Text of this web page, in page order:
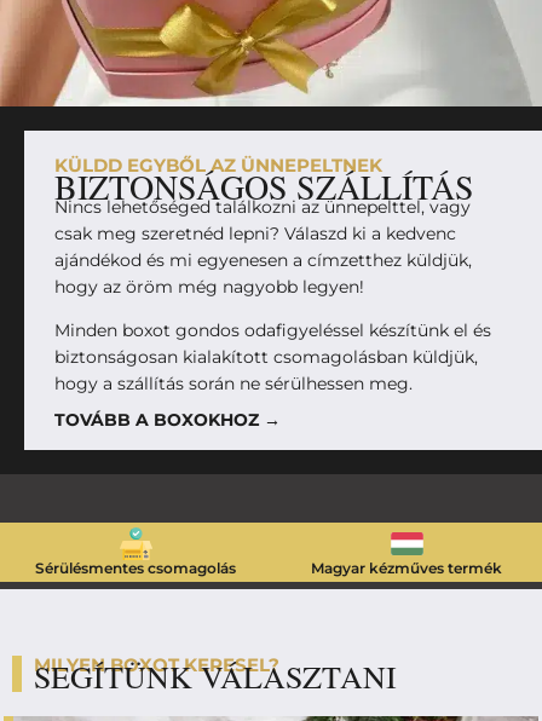
KÜLDD EGYBŐL AZ ÜNNEPELTNEK
BIZTONSÁGOS SZÁLLÍTÁS
Nincs lehetőséged találkozni az ünnepelttel, vagy
csak meg szeretnéd lepni? Válaszd ki a kedvenc
ajándékod és mi egyenesen a címzetthez küldjük,
hogy az öröm még nagyobb legyen!
Minden boxot gondos odafigyeléssel készítünk el és
biztonságosan kialakított csomagolásban küldjük,
hogy a szállítás során ne sérülhessen meg.
TOVÁBB A BOXOKHOZ →
Sérülésmentes csomagolás Magyar kézműves termék
MILYEN BOXOT KERESEL?
SEGÍTÜNK VÁLASZTANI